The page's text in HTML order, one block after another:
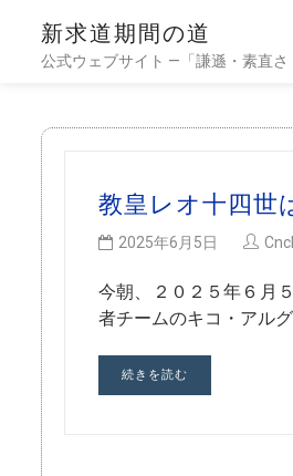
新求道期間の道
公式ウェブサイト —「謙遜・素直さ
教皇レオ十四世
2025年6月5日
今朝、２０２５年６月
者チームのキコ・アル
続きを読む